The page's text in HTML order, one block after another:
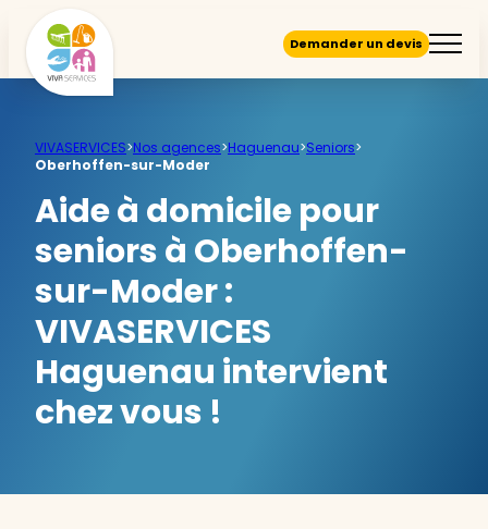
Demander un devis
VIVASERVICES>Nos agences>Haguenau>Seniors>
Oberhoffen-sur-Moder
Aide à domicile pour
seniors à Oberhoffen-
sur-Moder :
VIVASERVICES
Haguenau intervient
chez vous !